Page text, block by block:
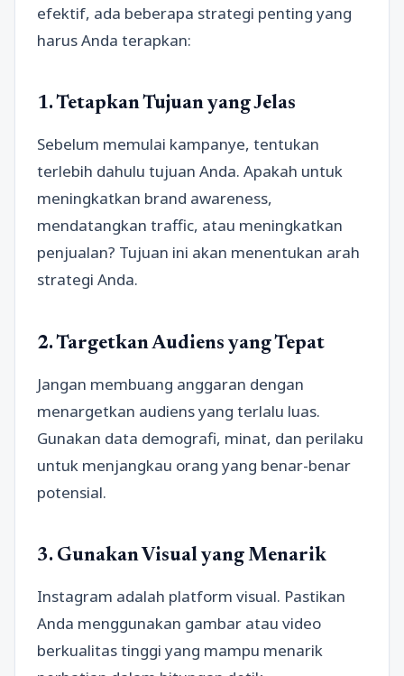
efektif, ada beberapa strategi penting yang
harus Anda terapkan:
1. Tetapkan Tujuan yang Jelas
Sebelum memulai kampanye, tentukan
terlebih dahulu tujuan Anda. Apakah untuk
meningkatkan brand awareness,
mendatangkan traffic, atau meningkatkan
penjualan? Tujuan ini akan menentukan arah
strategi Anda.
2. Targetkan Audiens yang Tepat
Jangan membuang anggaran dengan
menargetkan audiens yang terlalu luas.
Gunakan data demografi, minat, dan perilaku
untuk menjangkau orang yang benar-benar
potensial.
3. Gunakan Visual yang Menarik
Instagram adalah platform visual. Pastikan
Anda menggunakan gambar atau video
berkualitas tinggi yang mampu menarik